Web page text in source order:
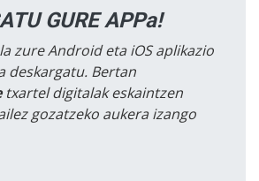
GURE APPa!
zure Android eta iOS aplikazio
deskargatu. Bertan
txartel digitalak eskaintzen
gozatzeko aukera izango